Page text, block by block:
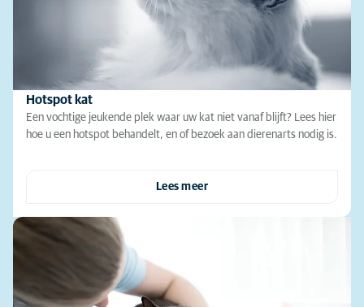
Hotspot kat
Een vochtige jeukende plek waar uw kat niet vanaf blijft? Lees hier
hoe u een hotspot behandelt, en of bezoek aan dierenarts nodig is.
Lees meer